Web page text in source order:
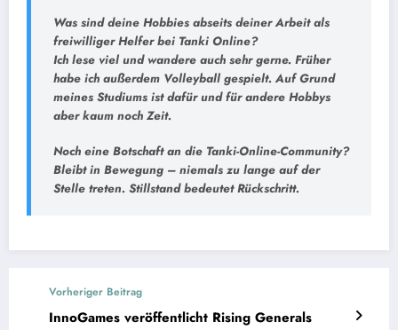
Was sinddeine Hobbies abseits deiner Arbeit als
freiwilliger Helfer bei Tanki Online?
Ich lese viel und wandere auch sehr gerne. Früher
habe ich außerdem Volleyball gespielt. Auf Grund
meines Studiums ist dafür und für andere Hobbys
aber kaum noch Zeit.
Noch eine Botschaft an die Tanki-Online-Community?
Bleibt in Bewegung – niemals zu lange auf der
Stelle treten. Stillstand bedeutet Rückschritt.
Vorheriger Beitrag
InnoGames veröffentlicht Rising Generals